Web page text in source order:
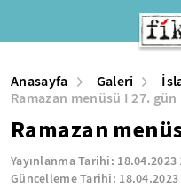
Anasayfa Galeri
Ramazan menüsü I 27. gün
Ramazan
Yayınlanma Tarihi: 18.04.2023
Güncelleme Tarihi: